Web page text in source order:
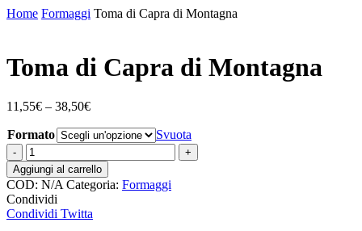
Chiudi
Home Formaggi Toma di Capra di Montagna
Toma di Capra di Montagna
11,55€ – 38,50€
Formato
Svuota
Toma
di
Capra
di
Montagna
quantità
Aggiungi al carrello
COD: N/A Categoria: Formaggi
Condividi
Condividi Twitta